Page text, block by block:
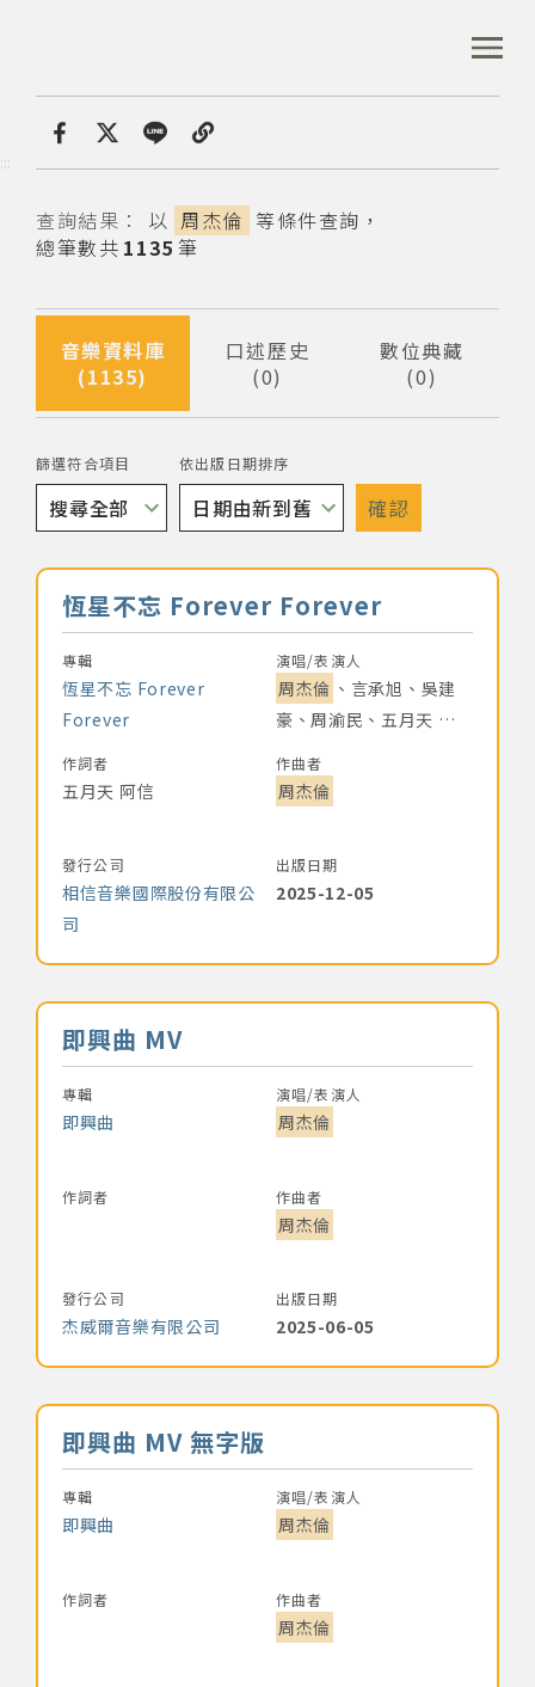
區
:::
首頁 音樂資料庫
:::
查詢結果 以 周杰倫 等條件查詢，
總筆數共 1135 筆
音樂資料庫
1135
筆資料
口述歷史
0
數位典藏
0
篩選符合項目 依出版日期排序
確認
音樂名稱
恆星不忘 Forever Forever
專輯
恆星不忘 Forever
Forever
演唱/表演人
周杰倫 、言承旭、吳建
豪、周渝民、五月天 阿
作詞者
五月天 阿信
作曲者
周杰倫
發行公司
相信音樂國際股份有限公
司
出版日期
2025-12-05
音樂名稱
即興曲 MV
專輯
即興曲
演唱/表演人
周杰倫
作詞者 作曲者
周杰倫
發行公司
杰威爾音樂有限公司
出版日期
2025-06-05
音樂名稱
即興曲 MV 無字版
專輯
即興曲
演唱/表演人
周杰倫
作詞者 作曲者
周杰倫
首頁
音樂資料庫
音樂人口述歷史
數位典藏
專文專區
網站導覽
關於資料庫
音樂空間
音樂獎項
組織協會
曲目統計表
臺北流行音樂中心
隱私權保護政策
著作權及免責聲明